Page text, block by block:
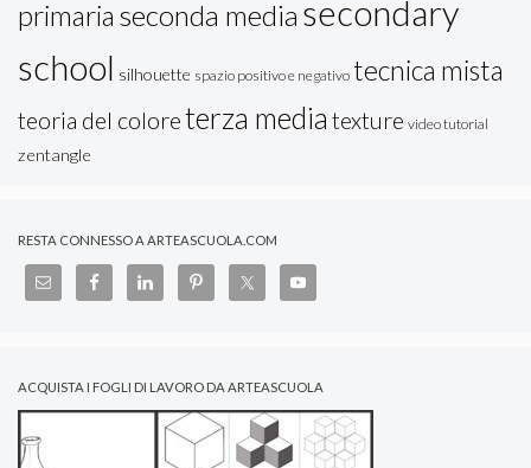
primaria seconda media secondary
school silhouette spazio positivo e negativo tecnica mista
teoria del coloreterza media texture video tutorial
zentangle
RESTA CONNESSO A ARTEASCUOLA.COM
ACQUISTA I FOGLI DI LAVORO DA ARTEASCUOLA